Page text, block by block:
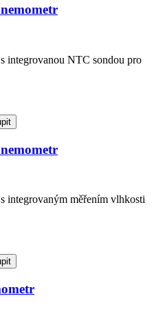
integrovanou NTC sondou pro
integrovaným měřením vlhkosti